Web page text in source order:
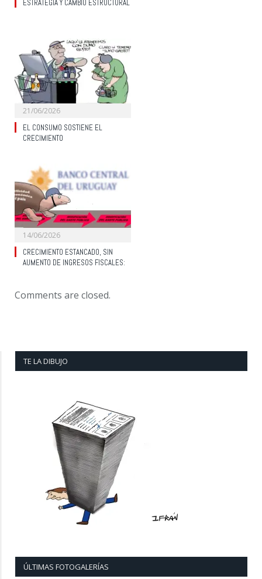
ESTRATEGIA Y CAMBIO ESTRUCTURAL
21/06/2026
EL CONSUMO SOSTIENE EL
CRECIMIENTO
14/06/2026
CRECIMIENTO ESTANCADO, SIN
AUMENTO DE INGRESOS FISCALES:
Comments are closed.
TE LA DIBUJO
ÚLTIMAS FOTOGALERÍAS